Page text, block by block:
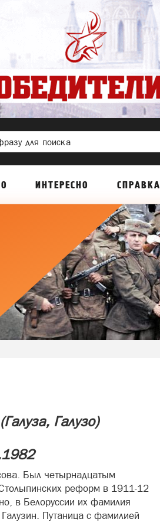
ИНТЕРЕСНО СПРАВКА
(Галуза, Галузо)
Был четырнадцатым
реформ в 1911-12
в Белоруссии их фамилия
Путаница с фамилией